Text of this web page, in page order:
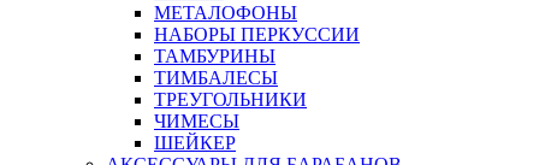
МЕТАЛОФОНЫ
НАБОРЫ ПЕРКУССИИ
ТАМБУРИНЫ
ТИМБАЛЕСЫ
ТРЕУГОЛЬНИКИ
ЧИМЕСЫ
ШЕЙКЕР